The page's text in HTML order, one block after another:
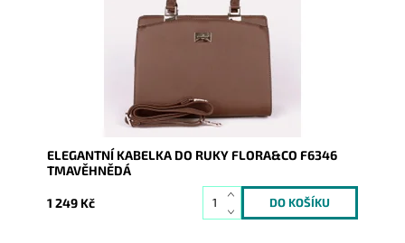
Skladem
7900
FLORA&CO
2 roky
ELEGANTNÍ KABELKA DO RUKY FLORA&CO F6346
TMAVĚHNĚDÁ
1 249 Kč